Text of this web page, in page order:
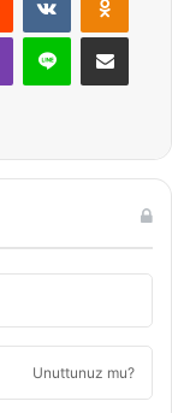
Viber Line E-Posta ile
Unuttunuz mu?